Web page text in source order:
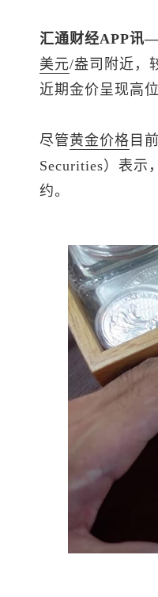
汇通财经APP
美元/盎司附近，
近期金价呈现高
尽管黄金价格 目
Securities）表示
约。